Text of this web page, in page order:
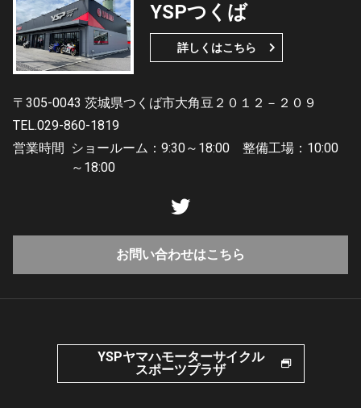
YSPつくば
詳しくはこちら
〒305-0043 茨城県つくば市大角豆２０１２－２０９
TEL.029-860-1819
営業時間 ショールーム：9:30～18:00 整備工場：10:00
～18:00
お問い合わせはこちら
YSPヤマハモーターサイクル
スポーツプラザ